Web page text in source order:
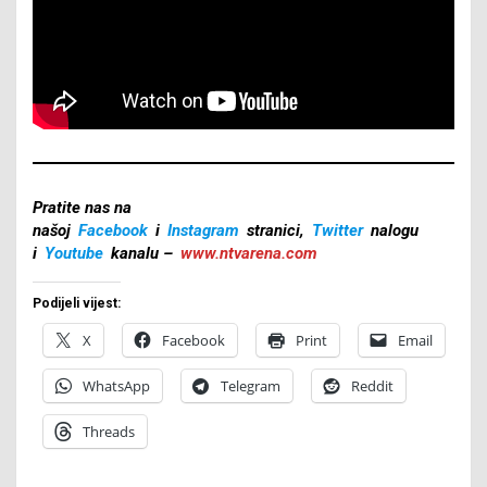
Pratite nas na
našoj Facebook i Instagram stranici, Twitter nalogu
i Youtube kanalu – www.ntvarena.com
Podijeli vijest:
X Facebook Print Email
WhatsApp Telegram Reddit
Threads